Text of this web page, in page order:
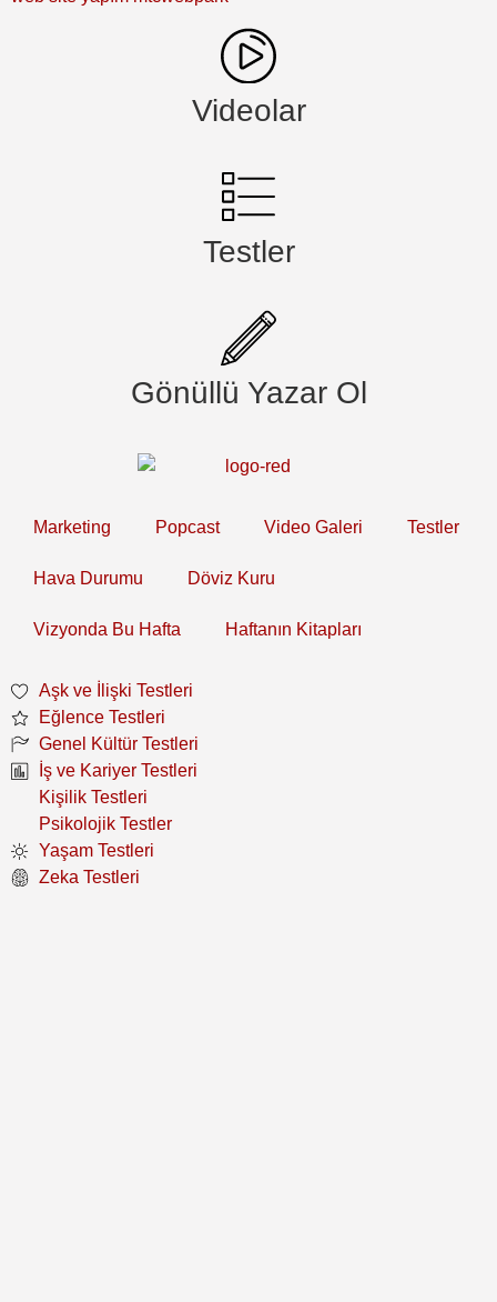
Videolar
Testler
Gönüllü Yazar Ol
Marketing Popcast Video Galeri Testler
Hava Durumu Döviz Kuru
Vizyonda Bu Hafta Haftanın Kitapları
Aşk ve İlişki Testleri
Eğlence Testleri
Genel Kültür Testleri
İş ve Kariyer Testleri
Kişilik Testleri
Psikolojik Testler
Yaşam Testleri
Zeka Testleri